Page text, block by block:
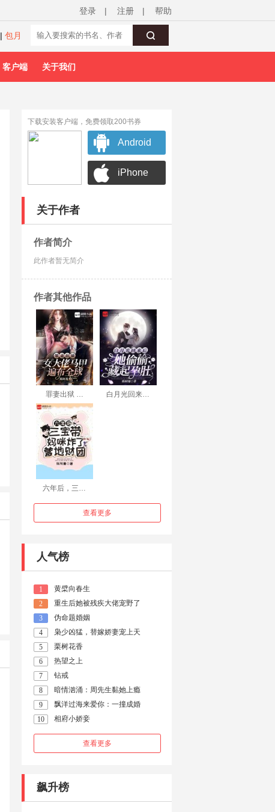
登录 | 注册 | 帮助
| 包月
客户端 关于我们
下载安装客户端，免费领取200书券
Android
iPhone
关于作者
作者简介
此作者暂无简介
作者其他作品
罪妻出狱 … 白月光回来…
六年后，三…
查看更多
人气榜
1
黄檗向春生
2
重生后她被残疾大佬宠野了
3
伪命题婚姻
4
枭少凶猛，替嫁娇妻宠上天
5
栗树花香
6
热望之上
7
钻戒
8
暗情汹涌：周先生黏她上瘾
9
飘洋过海来爱你：一撞成婚
10
相府小娇妾
查看更多
飙升榜